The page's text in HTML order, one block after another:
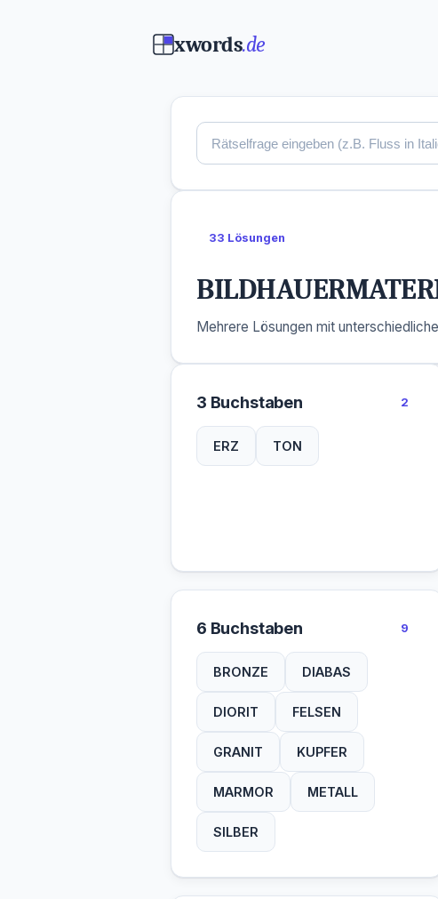
xwords.de
33 Lösungen
Mehrere Lösungen mit
3 Buchstaben 2
ERZ TON
6 Buchstaben 9
BRONZE DIABAS
DIORIT FELSEN
GRANIT KUPFER
MARMOR METALL
SILBER